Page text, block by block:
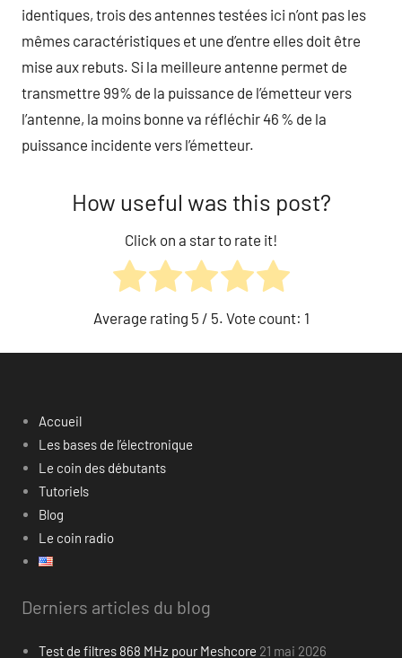
identiques, trois des antennes testées ici n’ont pas les
mêmes caractéristiques et une d’entre elles doit être
mise aux rebuts. Si la meilleure antenne permet de
transmettre 99% de la puissance de l’émetteur vers
l’antenne, la moins bonne va réfléchir 46 % de la
puissance incidente vers l’émetteur.
How useful was this post?
Click on a star to rate it!
Average rating 5 / 5. Vote count: 1
Accueil
Les bases de l’électronique
Le coin des débutants
Tutoriels
Blog
Le coin radio
Derniers articles du blog
Test de filtres 868 MHz pour Meshcore 21 mai 2026